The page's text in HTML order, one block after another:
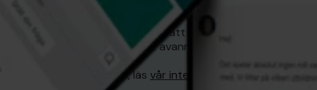
Dina uppgifter kommer inte att delas med tredje part,
och du kan när som helst avanmäla dig från framtida
För mer information, läs vår integritetspolicy